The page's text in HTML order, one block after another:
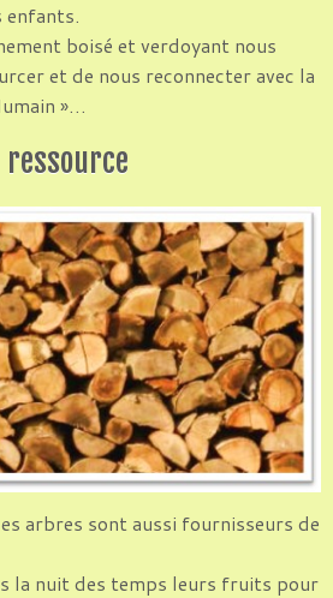
enfants.
boisé et verdoyant nous
et de nous reconnecter avec la
»…
ressource
arbres sont aussi fournisseurs de
la nuit des temps leurs fruits pour